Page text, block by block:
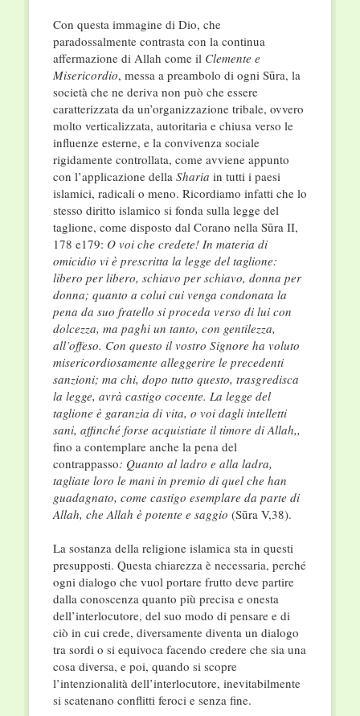
Con questa immagine di Dio, che
paradossalmente contrasta con la continua
affermazione di Allah come il Clemente e
Misericordio, messa a preambolo di ogni Sūra, la
società che ne deriva non può che essere
caratterizzata da un’organizzazione tribale, ovvero
molto verticalizzata, autoritaria e chiusa verso le
influenze esterne, e la convivenza sociale
rigidamente controllata, come avviene appunto
con l’applicazione della Sharia in tutti i paesi
islamici, radicali o meno. Ricordiamo infatti che lo
stesso diritto islamico si fonda sulla legge del
taglione, come disposto dal Corano nella Sūra II,
178 e179: O voi che credete! In materia di
omicidio vi è prescritta la legge del taglione:
libero per libero, schiavo per schiavo, donna per
donna; quanto a colui cui venga condonata la
pena da suo fratello si proceda verso di lui con
dolcezza, ma paghi un tanto, con gentilezza,
all’offeso. Con questo il vostro Signore ha voluto
misericordiosamente alleggerire le precedenti
sanzioni; ma chi, dopo tutto questo, trasgredisca
la legge, avrà castigo cocente. La legge del
taglione è garanzia di vita, o voi dagli intelletti
sani, affinché forse acquistiate il timore di Allah,,
fino a contemplare anche la pena del
contrappasso: Quanto al ladro e alla ladra,
tagliate loro le mani in premio di quel che han
guadagnato, come castigo esemplare da parte di
Allah, che Allah è potente e saggio (Sūra V,38).
La sostanza della religione islamica sta in questi
presupposti. Questa chiarezza è necessaria, perché
ogni dialogo che vuol portare frutto deve partire
dalla conoscenza quanto più precisa e onesta
dell’interlocutore, del suo modo di pensare e di
ciò in cui crede, diversamente diventa un dialogo
tra sordi o si equivoca facendo credere che sia una
cosa diversa, e poi, quando si scopre
l’intenzionalità dell’interlocutore, inevitabilmente
si scatenano conflitti feroci e senza fine.